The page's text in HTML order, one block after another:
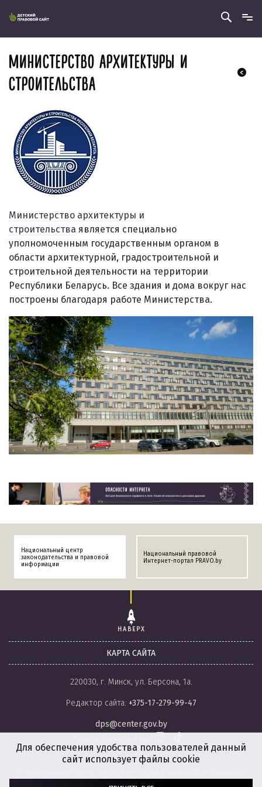
МИНИСТЕРСТВО АРХИТЕКТУРЫ И
СТРОИТЕЛЬСТВА
Министерство архитектуры и
строительства является специально
уполномоченным государственным органом в
области архитектурной, градостроительной и
строительной деятельности на территории
Республики Беларусь. Все здания и дома вокруг нас
построены благодаря работе Министерства.
Национальный центр
законодательства и правовой
информации
Национальный правовой
Интернет-портал PRAVO.by
НАВЕРХ
КАРТА САЙТА
220030, г. Минск, ул. Берсона, 1а.
Редактор сайта: +375-17-279-99-47
dps@center.gov.by
Республики Беларусь, 2008-2026.
Для обеспечения удобства пользователей данный
сайт использует файлы cookie